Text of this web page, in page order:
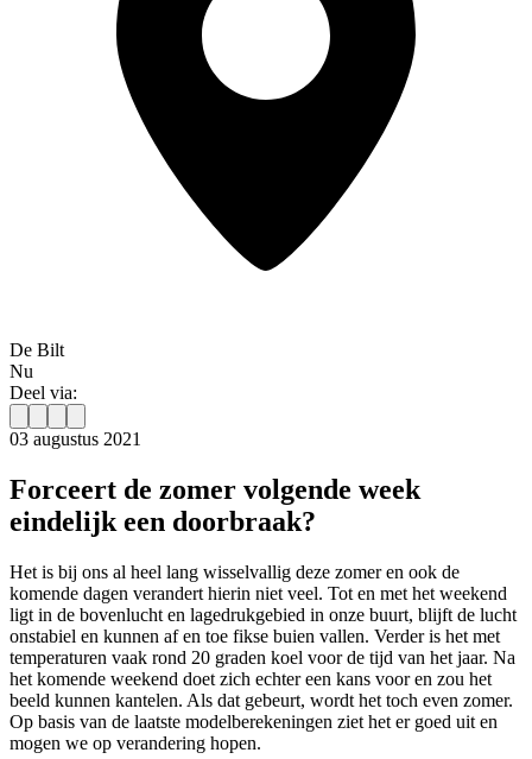
De Bilt
Nu
Deel via:
03 augustus 2021
Forceert de zomer volgende week
eindelijk een doorbraak?
Het is bij ons al heel lang wisselvallig deze zomer en ook de
komende dagen verandert hierin niet veel. Tot en met het weekend
ligt in de bovenlucht en lagedrukgebied in onze buurt, blijft de lucht
onstabiel en kunnen af en toe fikse buien vallen. Verder is het met
temperaturen vaak rond 20 graden koel voor de tijd van het jaar. Na
het komende weekend doet zich echter een kans voor en zou het
beeld kunnen kantelen. Als dat gebeurt, wordt het toch even zomer.
Op basis van de laatste modelberekeningen ziet het er goed uit en
mogen we op verandering hopen.